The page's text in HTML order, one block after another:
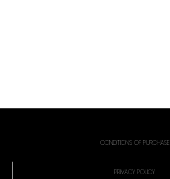
CONDITIONS OF PURCHASE
PRIVACY POLICY